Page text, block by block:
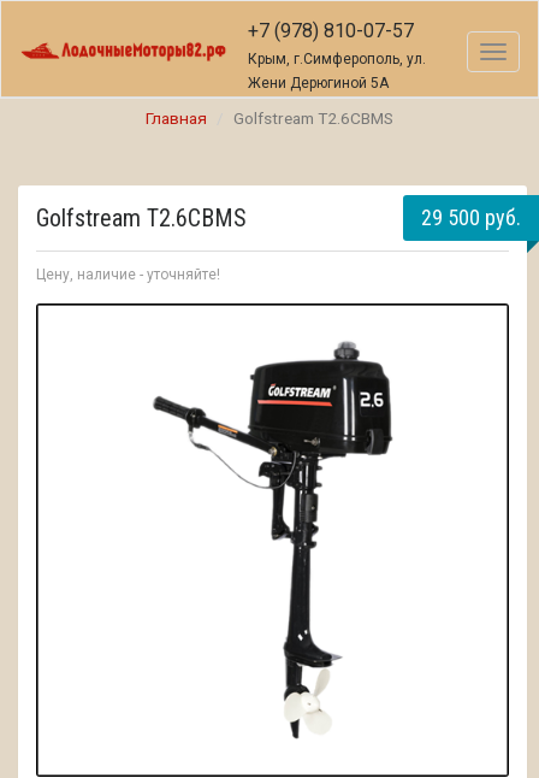
+7 (978) 810-07-57
Крым, г.Симферополь, ул.
Жени Дерюгиной 5А
Главная Golfstream T2.6CBMS
Golfstream T2.6CBMS
Цену, наличие - уточняйте!
29 500 руб.